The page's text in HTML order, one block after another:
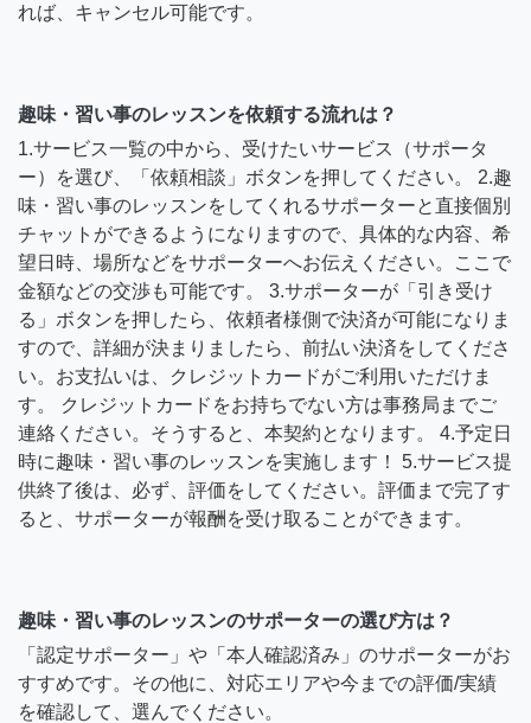
れば、キャンセル可能です。
趣味・習い事のレッスンを依頼する流れは？
1.サービス一覧の中から、受けたいサービス（サポータ
ー）を選び、「依頼相談」ボタンを押してください。 2.趣
味・習い事のレッスンをしてくれるサポーターと直接個別
チャットができるようになりますので、具体的な内容、希
望日時、場所などをサポーターへお伝えください。ここで
金額などの交渉も可能です。 3.サポーターが「引き受け
る」ボタンを押したら、依頼者様側で決済が可能になりま
すので、詳細が決まりましたら、前払い決済をしてくださ
い。お支払いは、クレジットカードがご利用いただけま
す。 クレジットカードをお持ちでない方は事務局までご
連絡ください。そうすると、本契約となります。 4.予定日
時に趣味・習い事のレッスンを実施します！ 5.サービス提
供終了後は、必ず、評価をしてください。評価まで完了す
ると、サポーターが報酬を受け取ることができます。
趣味・習い事のレッスンのサポーターの選び方は？
「認定サポーター」や「本人確認済み」のサポーターがお
すすめです。その他に、対応エリアや今までの評価/実績
を確認して、選んでください。